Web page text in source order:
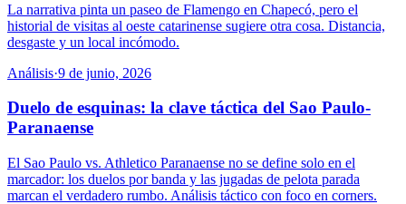
La narrativa pinta un paseo de Flamengo en Chapecó, pero el
historial de visitas al oeste catarinense sugiere otra cosa. Distancia,
desgaste y un local incómodo.
Análisis·9 de junio, 2026
Duelo de esquinas: la clave táctica del Sao Paulo-
Paranaense
El Sao Paulo vs. Athletico Paranaense no se define solo en el
marcador: los duelos por banda y las jugadas de pelota parada
marcan el verdadero rumbo. Análisis táctico con foco en corners.